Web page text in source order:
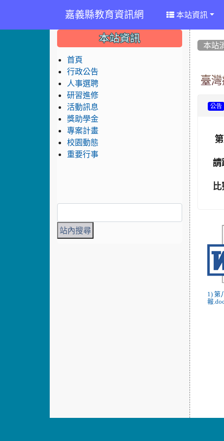
嘉義縣教育資訊網 本站資訊
本站
臺
公告
請
1) 第
報
::: 本站資訊
首頁
行政公告
人事選聘
研習進修
活動訊息
獎助學金
專案計畫
校園動態
重要行事